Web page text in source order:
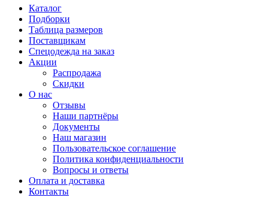
Каталог
Подборки
Таблица размеров
Поставщикам
Спецодежда на заказ
Акции
Распродажа
Скидки
О нас
Отзывы
Наши партнёры
Документы
Наш магазин
Пользовательское соглашение
Политика конфиденциальности
Вопросы и ответы
Оплата и доставка
Контакты